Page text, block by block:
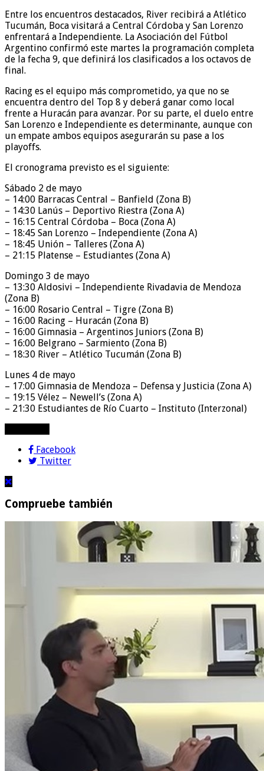
Entre los encuentros destacados, River recibirá a Atlético
Tucumán, Boca visitará a Central Córdoba y San Lorenzo
enfrentará a Independiente. La Asociación del Fútbol
Argentino confirmó este martes la programación completa
de la fecha 9, que definirá los clasificados a los octavos de
final.
Racing es el equipo más comprometido, ya que no se
encuentra dentro del Top 8 y deberá ganar como local
frente a Huracán para avanzar. Por su parte, el duelo entre
San Lorenzo e Independiente es determinante, aunque con
un empate ambos equipos asegurarán su pase a los
playoffs.
El cronograma previsto es el siguiente:
Sábado 2 de mayo
– 14:00 Barracas Central – Banfield (Zona B)
– 14:30 Lanús – Deportivo Riestra (Zona A)
– 16:15 Central Córdoba – Boca (Zona A)
– 18:45 San Lorenzo – Independiente (Zona A)
– 18:45 Unión – Talleres (Zona A)
– 21:15 Platense – Estudiantes (Zona A)
Domingo 3 de mayo
– 13:30 Aldosivi – Independiente Rivadavia de Mendoza
(Zona B)
– 16:00 Rosario Central – Tigre (Zona B)
– 16:00 Racing – Huracán (Zona B)
– 16:00 Gimnasia – Argentinos Juniors (Zona B)
– 16:00 Belgrano – Sarmiento (Zona B)
– 18:30 River – Atlético Tucumán (Zona B)
Lunes 4 de mayo
– 17:00 Gimnasia de Mendoza – Defensa y Justicia (Zona A)
– 19:15 Vélez – Newell’s (Zona A)
– 21:30 Estudiantes de Río Cuarto – Instituto (Interzonal)
Facebook
Twitter
Compruebe también